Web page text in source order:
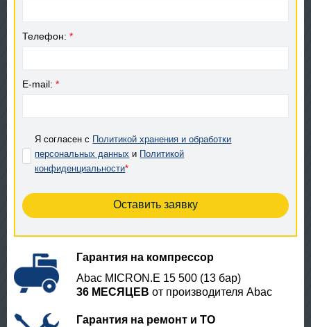
Телефон: *
E-mail: *
Я согласен с Политикой хранения и обработки
персональных данных и Политикой
конфиденциальности*
Гарантия на компрессор
Abac MICRON.E 15 500 (13 бар)
36 МЕСЯЦЕВ от производителя Abac
Гарантия на ремонт и ТО